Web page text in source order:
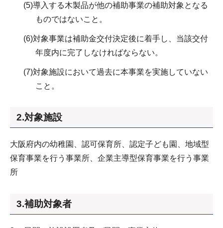
(5)導入する木製品が他の補助事業の補助対象となる
ものではないこと。
(6)対象事業は補助金交付決定後に着手し、当該交付
年度内に完了しなければならない。
(7)対象施設において過去に本事業を実施していない
こと。
2.対象施設
大阪府内の幼稚園、認可保育所、認定子ども園、地域型
保育事業を行う事業所、企業主導型保育事業を行う事業
所
3.補助対象者